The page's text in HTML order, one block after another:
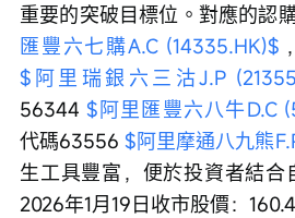
重要的突破目標位。對應的認
匯豐六七購A.C (14335.HK)$
$阿里瑞銀六三沽J.P
56344 $阿里匯豐六八牛D.C
代碼63556 $阿里摩通八九熊
生工具豐富，便於投資者結合
2026年1月19日收市股價：